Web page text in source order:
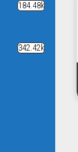
184.48k
342.42k